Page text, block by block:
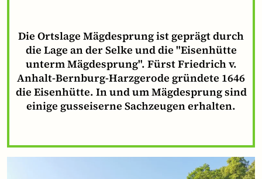
Die Ortslage Mägdesprung ist geprägt durch
die Lage an der Selke und die "Eisenhütte
unterm Mägdesprung". Fürst Friedrich v.
Anhalt-Bernburg-Harzgerode gründete 1646
die Eisenhütte. In und um Mägdesprung sind
einige gusseiserne Sachzeugen erhalten.